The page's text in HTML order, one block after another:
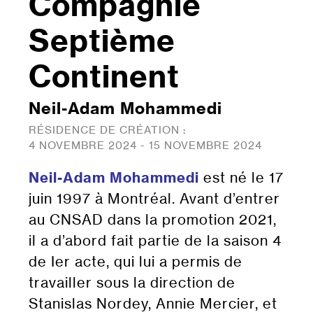
Septième
Continent
Neil-Adam Mohammedi
RÉSIDENCE DE CRÉATION :
4 NOVEMBRE 2024 - 15 NOVEMBRE 2024
Neil-Adam Mohammediest né le 17
juin 1997 à Montréal. Avant d’entrer
au CNSAD dans la promotion 2021,
il a d’abord fait partie de la saison 4
de Ier acte, qui lui a permis de
travailler sous la direction de
Stanislas Nordey, Annie Mercier, et